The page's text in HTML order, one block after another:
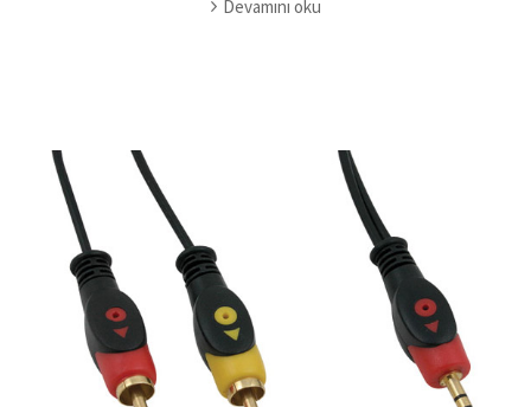
Devamını oku